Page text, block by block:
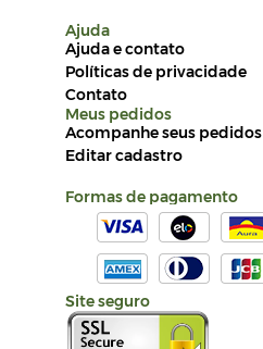
Ajuda
Ajuda e contato
Políticas de privacidade
Contato
Meus pedidos
Acompanhe seus pedidos
Editar cadastro
Formas de pagamento
Site seguro